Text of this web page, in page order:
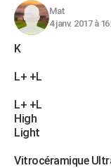
Mat
4 janv. 2017 à
K
L+ +L
L+ +L
High
Light
Vitrocéramique